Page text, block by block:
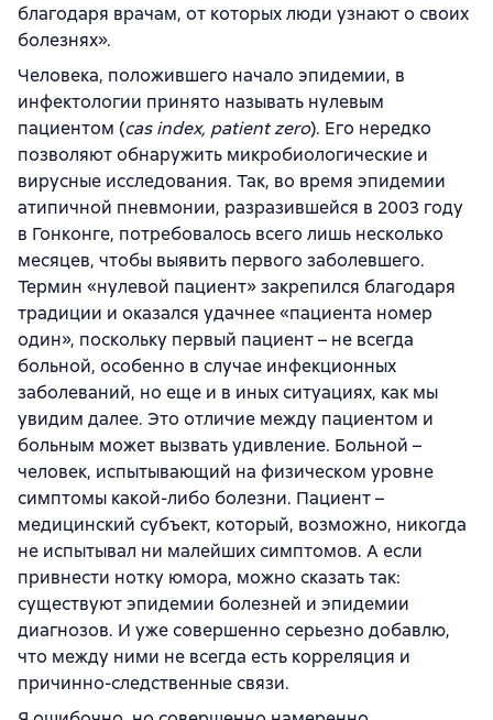
благодаря врачам, от которых люди узнают о своих
болезнях».
Человека, положившего начало эпидемии, в
инфектологии принято называть нулевым
пациентом (cas index, patient zero). Его нередко
позволяют обнаружить микробиологические и
вирусные исследования. Так, во время эпидемии
атипичной пневмонии, разразившейся в 2003 году
в Гонконге, потребовалось всего лишь несколько
месяцев, чтобы выявить первого заболевшего.
Термин «нулевой пациент» закрепился благодаря
традиции и оказался удачнее «пациента номер
один», поскольку первый пациент – не всегда
больной, особенно в случае инфекционных
заболеваний, но еще и в иных ситуациях, как мы
увидим далее. Это отличие между пациентом и
больным может вызвать удивление. Больной –
человек, испытывающий на физическом уровне
симптомы какой-либо болезни. Пациент –
медицинский субъект, который, возможно, никогда
не испытывал ни малейших симптомов. А если
привнести нотку юмора, можно сказать так:
существуют эпидемии болезней и эпидемии
диагнозов. И уже совершенно серьезно добавлю,
что между ними не всегда есть корреляция и
причинно-следственные связи.